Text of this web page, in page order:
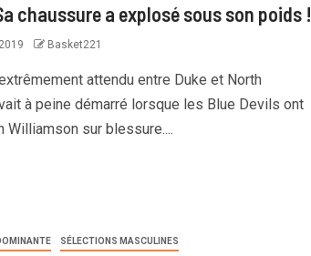
chaussure a explosé sous son poids !
Basket221
attendu entre Duke et North
à peine démarré lorsque les Blue Devils ont
Williamson sur blessure....
SÉLECTIONS MASCULINES